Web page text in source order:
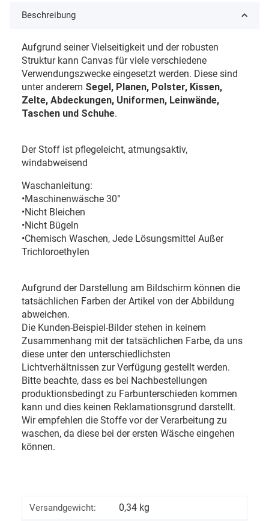
Beschreibung
Aufgrund seiner Vielseitigkeit und der robusten
Struktur kann Canvas für viele verschiedene
Verwendungszwecke eingesetzt werden. Diese sind
unter anderem Segel, Planen, Polster, Kissen,
Zelte, Abdeckungen, Uniformen, Leinwände,
Taschen und Schuhe.
Der Stoff ist pflegeleicht, atmungsaktiv,
windabweisend
Waschanleitung:
•Maschinenwäsche 30°
•Nicht Bleichen
•Nicht Bügeln
•Chemisch Waschen, Jede Lösungsmittel Außer
Trichloroethylen
Aufgrund der Darstellung am Bildschirm können die
tatsächlichen Farben der Artikel von der Abbildung
abweichen.
Die Kunden-Beispiel-Bilder stehen in keinem
Zusammenhang mit der tatsächlichen Farbe, da uns
diese unter den unterschiedlichsten
Lichtverhältnissen zur Verfügung gestellt werden.
Bitte beachte, dass es bei Nachbestellungen
produktionsbedingt zu Farbunterschieden kommen
kann und dies keinen Reklamationsgrund darstellt.
Wir empfehlen die Stoffe vor der Verarbeitung zu
waschen, da diese bei der ersten Wäsche eingehen
können.
Versandgewicht: 0,34 kg